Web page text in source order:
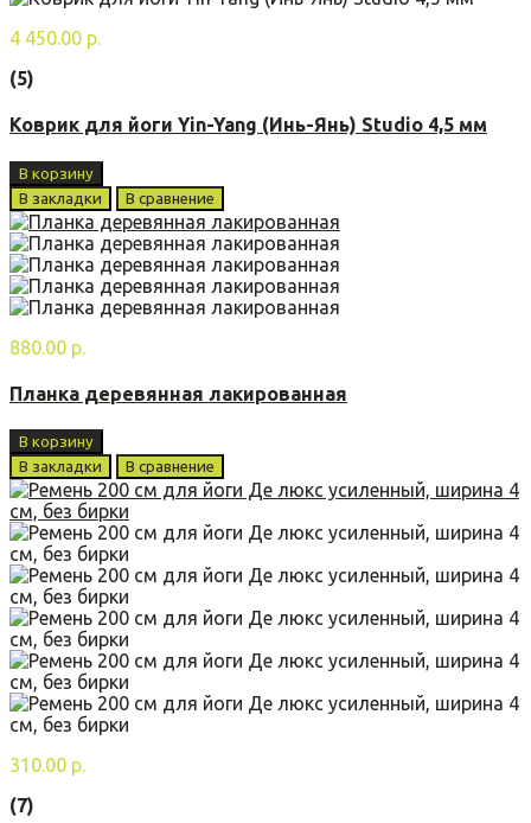
4 450.00 р.
(5)
Коврик для йоги Yin-Yang (Инь-Янь) Studio 4,5 мм
В корзину
В закладки
В сравнение
880.00 р.
Планка деревянная лакированная
В корзину
В закладки
В сравнение
310.00 р.
(7)